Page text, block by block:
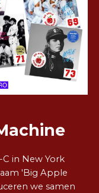
in New York
'Big Apple
we samen